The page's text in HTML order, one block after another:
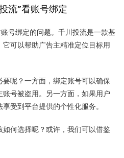
流”看账号绑定
号绑定的问题。千川投流是一款基
可以帮助广告主精准定位目标用
呢？一方面，绑定账号可以确保
号被盗用。另一方面，如果用户
受到平台提供的个性化服务。
何选择呢？或许，我们可以借鉴